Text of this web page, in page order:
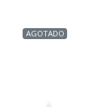
AGOTADO